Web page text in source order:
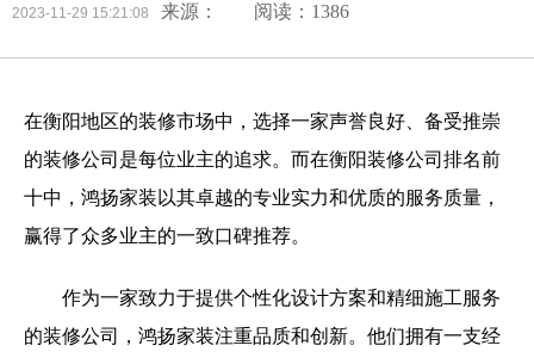
2023-11-29 15:21:08 来源： 阅读：1386
在衡阳地区的装修市场中，选择一家声誉良好、备受推崇
的装修公司是每位业主的追求。而在衡阳装修公司排名前
十中，鸿扬家装以其卓越的专业实力和优质的服务质量，
赢得了众多业主的一致口碑推荐。
作为一家致力于提供个性化设计方案和精细施工服务
的装修公司，鸿扬家装注重品质和创新。他们拥有一支经